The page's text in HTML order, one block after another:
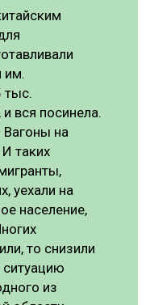
им.
тыс.
вся посинела.
Вагоны на
таких
уехали на
население,
то снизили
ситуацию
из